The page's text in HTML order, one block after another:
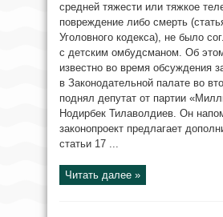
средней тяжести или тяжкое
повреждение либо смерть
Уголовного кодекса), не было
с детским омбудсманом. Об
известно во время обсуждения
в Законодательной палате во
поднял депутат от партии
Нодирбек Тилаволдиев. Он
законопроект предлагает
статьи 17 ...
Читать далее »